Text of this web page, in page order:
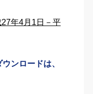
年4月1日－平
ンロードは、